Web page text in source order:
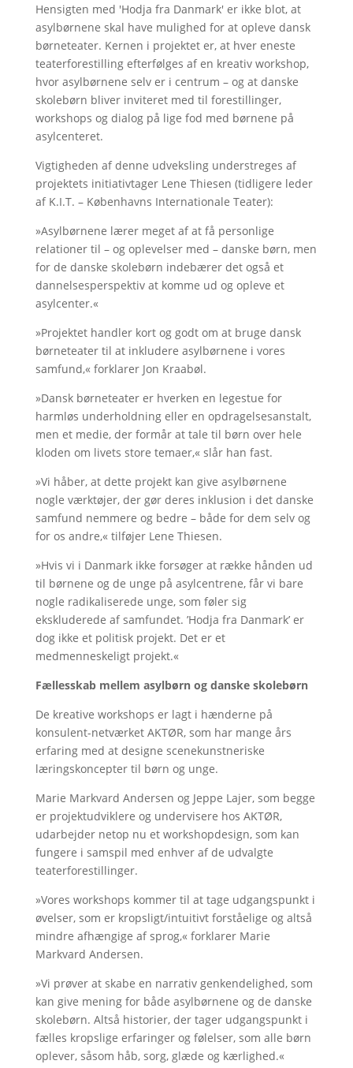
Hensigten med 'Hodja fra Danmark' er ikke blot, at
asylbørnene skal have mulighed for at opleve dansk
børneteater. Kernen i projektet er, at hver eneste
teaterforestilling efterfølges af en kreativ workshop,
hvor asylbørnene selv er i centrum – og at danske
skolebørn bliver inviteret med til forestillinger,
workshops og dialog på lige fod med børnene på
asylcenteret.
Vigtigheden af denne udveksling understreges af
projektets initiativtager Lene Thiesen (tidligere leder
af K.I.T. – Københavns Internationale Teater):
»Asylbørnene lærer meget af at få personlige
relationer til – og oplevelser med – danske børn, men
for de danske skolebørn indebærer det også et
dannelsesperspektiv at komme ud og opleve et
asylcenter.«
»Projektet handler kort og godt om at bruge dansk
børneteater til at inkludere asylbørnene i vores
samfund,« forklarer Jon Kraabøl.
»Dansk børneteater er hverken en legestue for
harmløs underholdning eller en opdragelsesanstalt,
men et medie, der formår at tale til børn over hele
kloden om livets store temaer,« slår han fast.
»Vi håber, at dette projekt kan give asylbørnene
nogle værktøjer, der gør deres inklusion i det danske
samfund nemmere og bedre – både for dem selv og
for os andre,« tilføjer Lene Thiesen.
»Hvis vi i Danmark ikke forsøger at række hånden ud
til børnene og de unge på asylcentrene, får vi bare
nogle radikaliserede unge, som føler sig
ekskluderede af samfundet. ’Hodja fra Danmark’ er
dog ikke et politisk projekt. Det er et
medmenneskeligt projekt.«
Fællesskab mellem asylbørn og danske skolebørn
De kreative workshops er lagt i hænderne på
konsulent-netværket AKTØR, som har mange års
erfaring med at designe scenekunstneriske
læringskoncepter til børn og unge.
Marie Markvard Andersen og Jeppe Lajer, som begge
er projektudviklere og undervisere hos AKTØR,
udarbejder netop nu et workshopdesign, som kan
fungere i samspil med enhver af de udvalgte
teaterforestillinger.
»Vores workshops kommer til at tage udgangspunkt i
øvelser, som er kropsligt/intuitivt forståelige og altså
mindre afhængige af sprog,« forklarer Marie
Markvard Andersen.
»Vi prøver at skabe en narrativ genkendelighed, som
kan give mening for både asylbørnene og de danske
skolebørn. Altså historier, der tager udgangspunkt i
fælles kropslige erfaringer og følelser, som alle børn
oplever, såsom håb, sorg, glæde og kærlighed.«